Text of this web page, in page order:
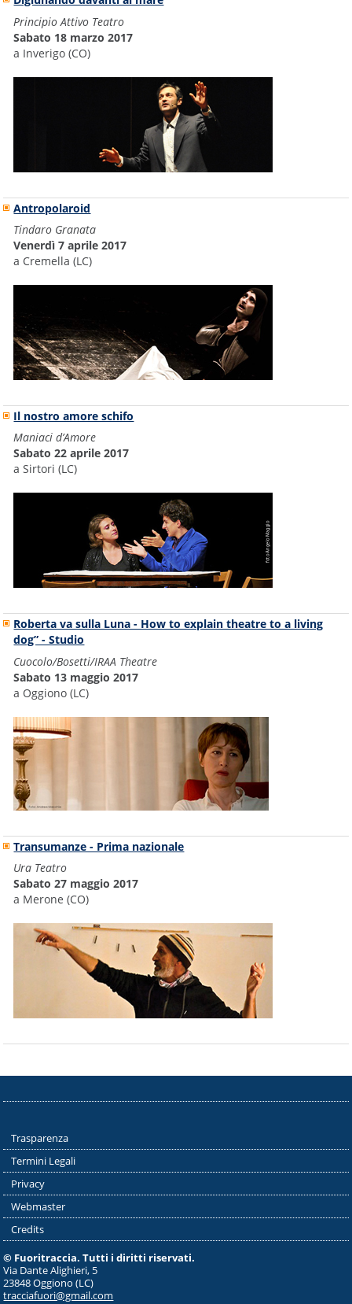
Principio Attivo Teatro
Sabato 18 marzo 2017
a Inverigo (CO)
Antropolaroid
Tindaro Granata
Venerdì 7 aprile 2017
a Cremella (LC)
Il nostro amore schifo
Maniaci d’Amore
Sabato 22 aprile 2017
a Sirtori (LC)
Roberta va sulla Luna - How to explain theatre to a living
dog” - Studio
Cuocolo/Bosetti/IRAA Theatre
Sabato 13 maggio 2017
a Oggiono (LC)
Transumanze - Prima nazionale
Ura Teatro
Sabato 27 maggio 2017
a Merone (CO)
Trasparenza
Termini Legali
Privacy
Webmaster
Credits
© Fuoritraccia. Tutti i diritti riservati.
Via Dante Alighieri, 5
23848 Oggiono (LC)
tracciafuori@gmail.com